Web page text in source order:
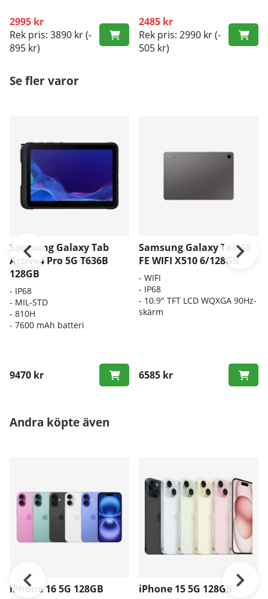
2995 kr
Rek pris: 3890 kr(-
895 kr)
2485 kr
Rek pris: 2990 kr(-
505 kr)
Se fler varor
Samsung Galaxy Tab
Active4 Pro 5G T636B
128GB
- IP68
- MIL-STD
- 810H
- 7600 mAh batteri
9470 kr
Samsung Galaxy Tab S9
FE WIFI X510 6/128GB
- WIFI
- IP68
- 10.9" TFT LCD WQXGA 90Hz-
skärm
6585 kr
Andra köpte även
iPhone 16 5G 128GB iPhone 15 5G 128GB